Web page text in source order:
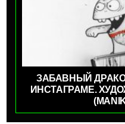
ЗАБАВНЫЙ
ИНСТАГРАМЕ.